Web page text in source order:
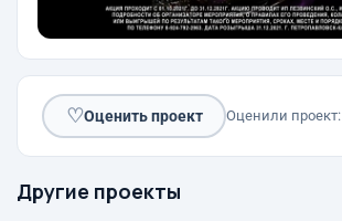
♡Оценить проект Оценили проект:
Другие проекты